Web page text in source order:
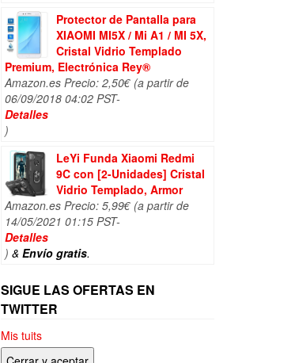
Protector de Pantalla para
XIAOMI MI5X / Mi A1 / MI 5X,
Cristal Vidrio Templado
Premium, Electrónica Rey®
Amazon.es Precio: 2,50€ (a partir de
06/09/2018 04:02 PST-
Detalles
)
LeYi Funda Xiaomi Redmi
9C con [2-Unidades] Cristal
Vidrio Templado, Armor
Amazon.es Precio: 5,99€ (a partir de
14/05/2021 01:15 PST-
Detalles
) & Envío gratis.
SIGUE LAS OFERTAS EN
TWITTER
Mis tuits